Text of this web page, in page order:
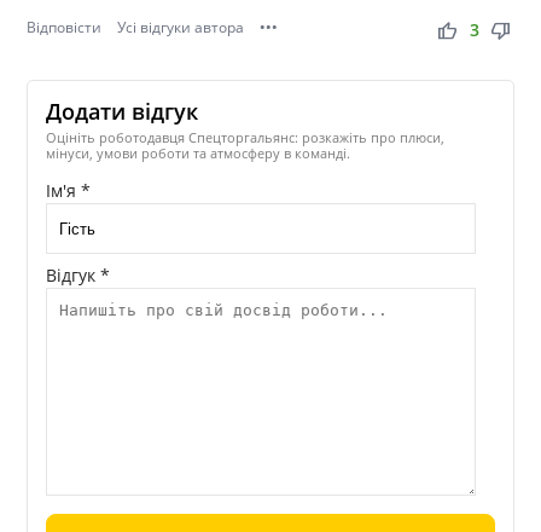
Відповісти Усі відгуки автора ••• thumb_up thumb_down
3
Додати відгук
Оцініть роботодавця Спецторгальянс: розкажіть про плюси,
мінуси, умови роботи та атмосферу в команді.
Ім'я *
Відгук *